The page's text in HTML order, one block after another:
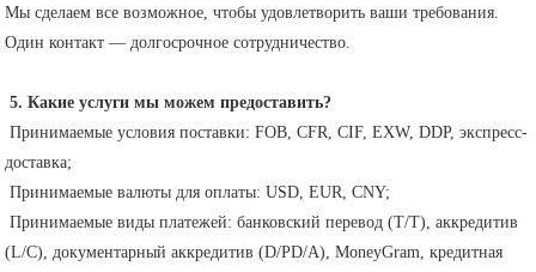
Мы сделаем все возможное, чтобы удовлетворить ваши требования.
Один контакт — долгосрочное сотрудничество.
5. Какие услуги мы можем предоставить?
доставка;
Принимаемые валюты для оплаты: USD, EUR, CNY;
(L/C), документарный аккредитив (D/PD/A), MoneyGram, кредитная